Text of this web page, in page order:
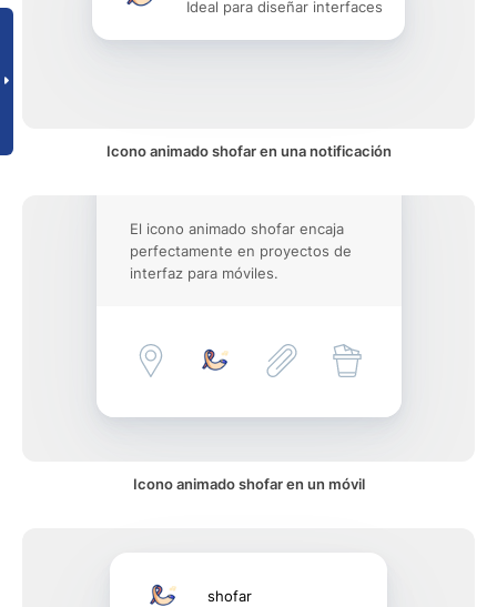
Ideal para diseñar interfaces
Icono animado shofar en una notificación
El icono animado shofar encaja
perfectamente en proyectos de
interfaz para móviles.
Icono animado shofar en un móvil
shofar